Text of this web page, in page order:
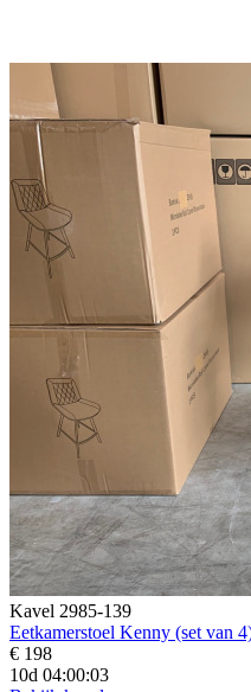
Kavel 2985-139
Eetkamerstoel Kenny (set van
€ 198
10d 04:00:01